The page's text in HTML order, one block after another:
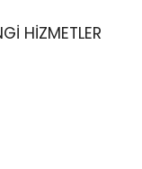
HIZMETLER